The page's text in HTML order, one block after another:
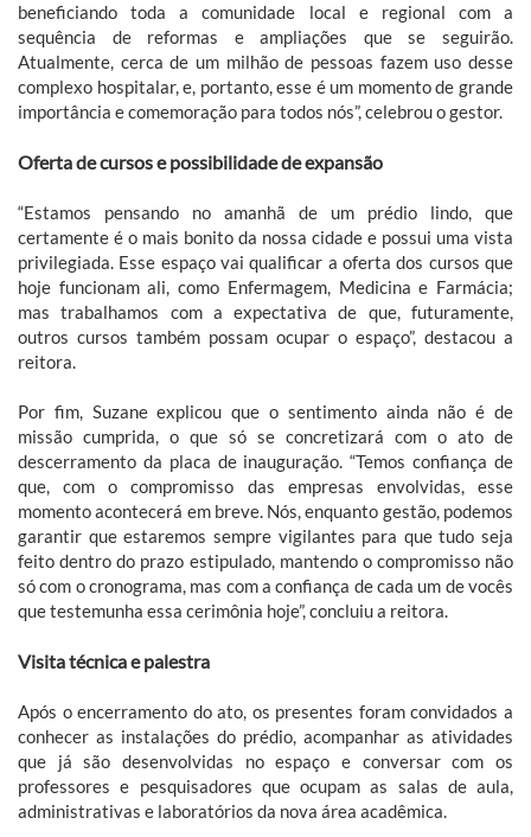
beneficiando toda a comunidade local e regional com a
sequência de reformas e ampliações que se seguirão.
Atualmente, cerca de um milhão de pessoas fazem uso desse
complexo hospitalar, e, portanto, esse é um momento de grande
importância e comemoração para todos nós”, celebrou o gestor.
Oferta de cursos e possibilidade de expansão
“Estamos pensando no amanhã de um prédio lindo, que
certamente é o mais bonito da nossa cidade e possui uma vista
privilegiada. Esse espaço vai qualificar a oferta dos cursos que
hoje funcionam ali, como Enfermagem, Medicina e Farmácia;
mas trabalhamos com a expectativa de que, futuramente,
outros cursos também possam ocupar o espaço”, destacou a
reitora.
Por fim, Suzane explicou que o sentimento ainda não é de
missão cumprida, o que só se concretizará com o ato de
descerramento da placa de inauguração. “Temos confiança de
que, com o compromisso das empresas envolvidas, esse
momento acontecerá em breve. Nós, enquanto gestão, podemos
garantir que estaremos sempre vigilantes para que tudo seja
feito dentro do prazo estipulado, mantendo o compromisso não
só com o cronograma, mas com a confiança de cada um de vocês
que testemunha essa cerimônia hoje”, concluiu a reitora.
Visita técnica e palestra
Após o encerramento do ato, os presentes foram convidados a
conhecer as instalações do prédio, acompanhar as atividades
que já são desenvolvidas no espaço e conversar com os
professores e pesquisadores que ocupam as salas de aula,
administrativas e laboratórios da nova área acadêmica.